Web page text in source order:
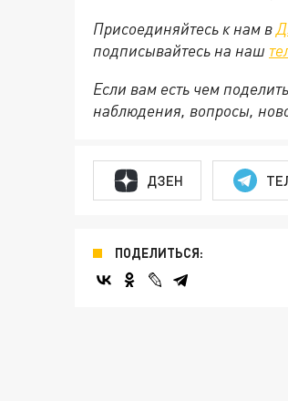
Присоединяйтесь к нам в
подписывайтесь на наш
Если вам есть чем
наблюдения, вопросы,
ДЗЕН
ПОДЕЛИТЬСЯ: